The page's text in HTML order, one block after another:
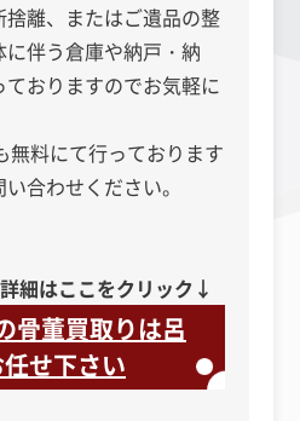
離、またはご遺品の整
伴う倉庫や納戸・納
おりますのでお気軽に
無料にて行っております
合わせください。
細はここをクリック↓
骨董買取りは呂
せ下さい